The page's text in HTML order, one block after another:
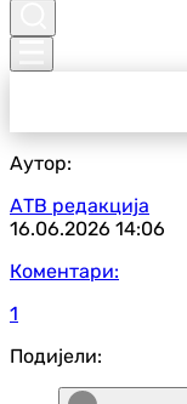
Аутор:
АТВ редакција
16.06.2026 14:06
Коментари:
1
Подијели: